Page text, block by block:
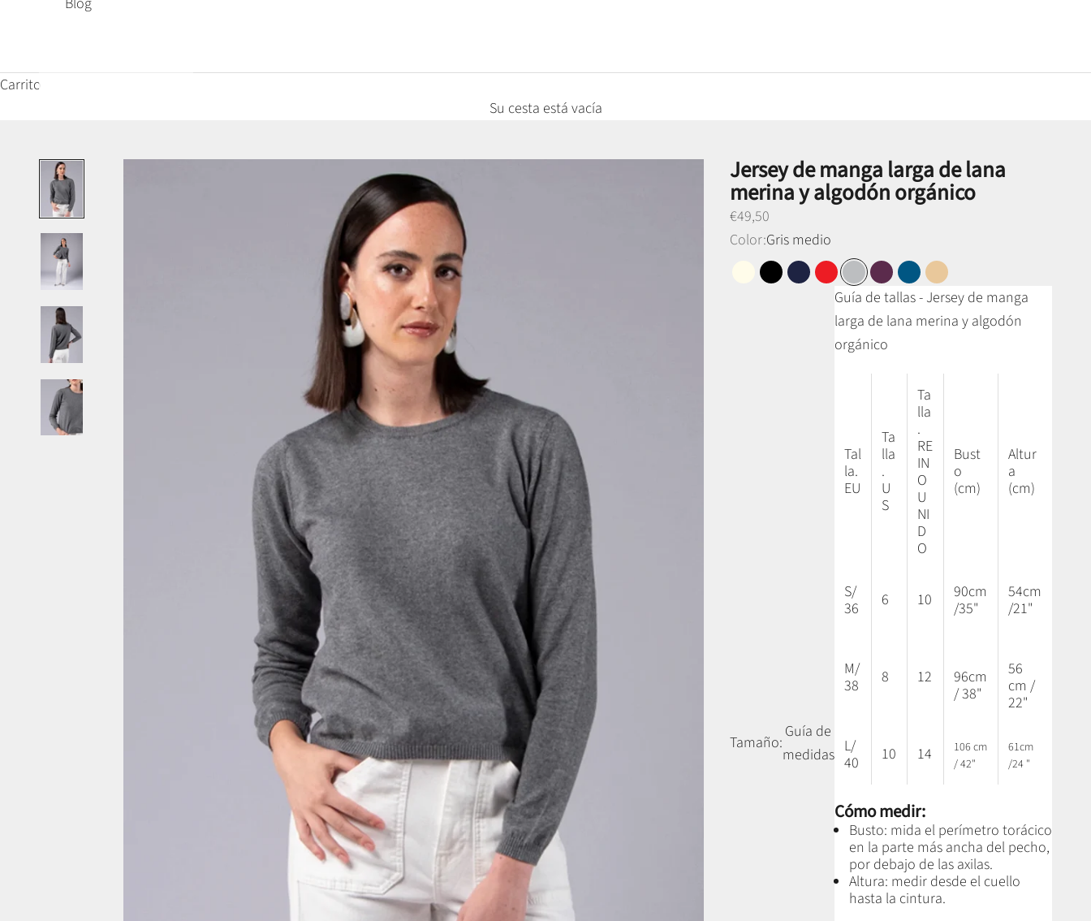
Carrito
Su cesta está vacía
Jersey de manga larga de lana
merina y algodón orgánico
Preço promocional
€49,50
Color:Gris medio
Blanco perla
NegroAzul marino
RojoGris medio
MoradoAzul petróleo
Camel miel
Tamaño:
Guía de
medidas
Guía de tallas - Jersey de manga
larga de lana merina y algodón
orgánico
Tal
la.
EU
Ta
lla
.
U
S
Ta
lla
.
RE
IN
O
U
NI
D
O
Bust
o
(cm)
Altur
a
(cm)
S/
36
6 10
90cm
/35"
54cm
/21"
M/
38
8 12
96cm
/ 38"
56
cm /
22"
L/
40
10 14
106 cm
/ 42"
61cm
/24 "
Cómo medir:
Busto: mida el perímetro torácico
en la parte más ancha del pecho,
por debajo de las axilas.
Altura: medir desde el cuello
hasta la cintura.